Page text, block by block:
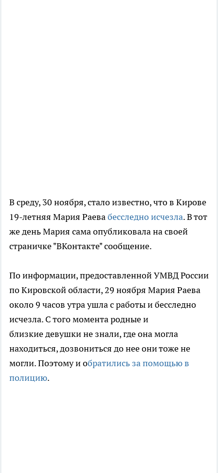
В среду, 30 ноября, стало известно, что в Кирове
19-летняя Мария Раевабесследно исчезла. В тот
же день Мария сама опубликовала на своей
страничке "ВКонтакте" сообщение.
По информации, предоставленной УМВД России
по Кировской области, 29 ноября Мария Раева
около 9 часов утра ушла с работы и бесследно
исчезла. С того момента родные и
близкие девушки не знали, где она могла
находиться, дозвониться до нее они тоже не
могли. Поэтому и обратились за помощью в
полицию.